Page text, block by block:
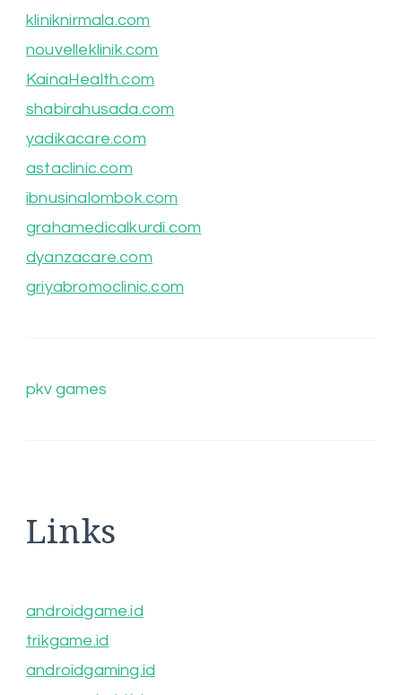
kliniknirmala.com
nouvelleklinik.com
KainaHealth.com
shabirahusada.com
yadikacare.com
astaclinic.com
ibnusinalombok.com
grahamedicalkurdi.com
dyanzacare.com
griyabromoclinic.com
pkv games
Links
androidgame.id
trikgame.id
androidgaming.id